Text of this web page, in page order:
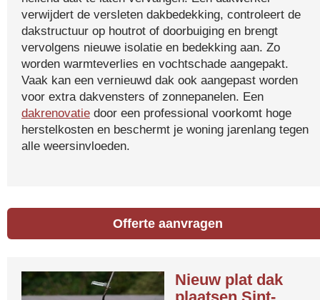
verwijdert de versleten dakbedekking, controleert de
dakstructuur op houtrot of doorbuiging en brengt
vervolgens nieuwe isolatie en bedekking aan. Zo
worden warmteverlies en vochtschade aangepakt.
Vaak kan een vernieuwd dak ook aangepast worden
voor extra dakvensters of zonnepanelen. Een
dakrenovatie door een professional voorkomt hoge
herstelkosten en beschermt je woning jarenlang tegen
alle weersinvloeden.
Offerte aanvragen
Nieuw plat dak